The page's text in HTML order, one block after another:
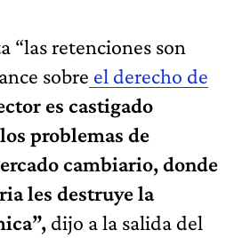
“las retenciones son
sobre el derecho de
es castigado
problemas de
cambiario, donde
les destruye la
dijo a la salida del